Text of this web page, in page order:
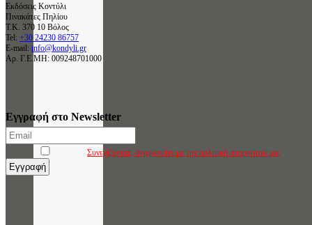
Εκδόσεις Κοντύλι
Πινακάτες Πηλίου
Τ.Κ. 370 10 Βόλος
Tel: +30 24230 86757
E-mail: info@kondyli.gr
Αρ. Γ.Ε.ΜΗ: 009248701000
Εγγραφή στο Newsletter
Συνεχίζοντας, συμφωνείτε με την πολιτική απορρήτου μας